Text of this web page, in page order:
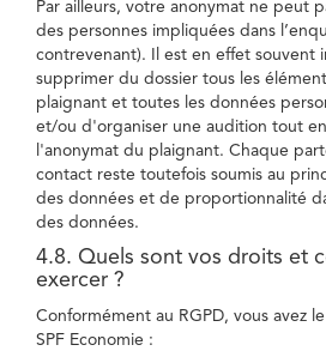
Par ailleurs, votre anonymat ne peut
des personnes impliquées dans
contrevenant). Il est en effet souvent
supprimer du dossier tous les
plaignant et toutes les données
et/ou d'organiser une audition tout
l'anonymat du plaignant. Chaque
contact reste toutefois soumis au
des données et de proportionnalité
des données.
4.8. Quels sont vos droits et
exercer ?
Conformément au RGPD, vous avez
SPF Economie :